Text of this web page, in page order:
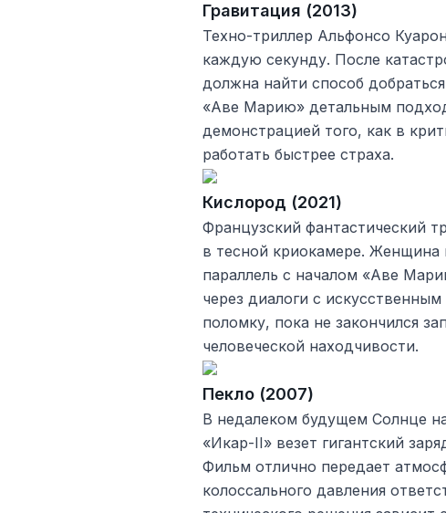
Гравитация (2013)
Техно-триллер Альфонсо
каждую секунду. После
должна найти способ
«Аве Марию» детальным
демонстрацией того, как в
работать быстрее страха.
Кислород (2021)
Французский фантастический
в тесной криокамере. Женщина
параллель с началом «Аве
через диалоги с
поломку, пока не закончился
человеческой находчивости.
Пекло (2007)
В недалеком будущем Солнце
«Икар-II» везет гигантский
Фильм отлично передает
колоссального давления